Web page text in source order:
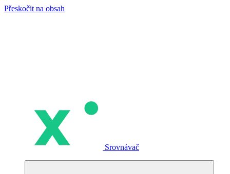
Přeskočit na obsah
Srovnávač